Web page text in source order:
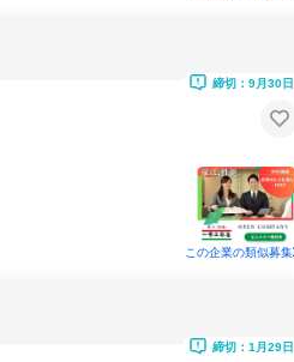
締切：9月30日
この企業の類似募集
締切：1月29日